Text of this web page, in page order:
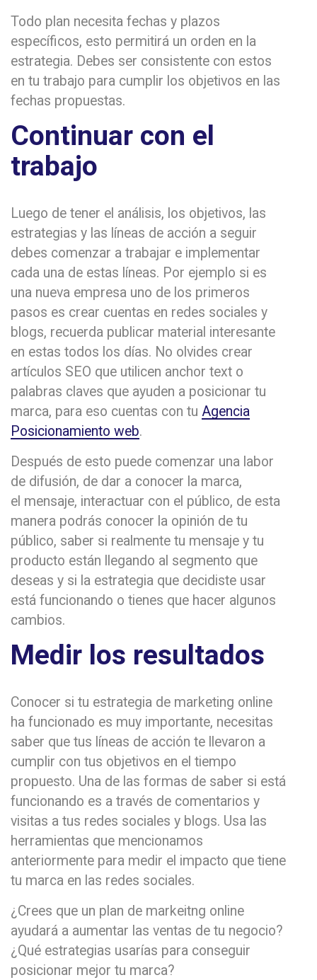
Todo plan necesita fechas y plazos
específicos, esto permitirá un orden en la
estrategia. Debes ser consistente con estos
en tu trabajo para cumplir los objetivos en las
fechas propuestas.
Continuar con el
trabajo
Luego de tener el análisis, los objetivos, las
estrategias y las líneas de acción a seguir
debes comenzar a trabajar e implementar
cada una de estas líneas. Por ejemplo si es
una nueva empresa uno de los primeros
pasos es crear cuentas en redes sociales y
blogs, recuerda publicar material interesante
en estas todos los días. No olvides crear
artículos SEO que utilicen anchor text o
palabras claves que ayuden a posicionar tu
marca, para eso cuentas con tu Agencia
Posicionamiento web.
Después de esto puede comenzar una labor
de difusión, de dar a conocer la marca,
el mensaje, interactuar con el público, de esta
manera podrás conocer la opinión de tu
público, saber si realmente tu mensaje y tu
producto están llegando al segmento que
deseas y si la estrategia que decidiste usar
está funcionando o tienes que hacer algunos
cambios.
Medir los resultados
Conocer si tu estrategia de marketing online
ha funcionado es muy importante, necesitas
saber que tus líneas de acción te llevaron a
cumplir con tus objetivos en el tiempo
propuesto. Una de las formas de saber si está
funcionando es a través de comentarios y
visitas a tus redes sociales y blogs. Usa las
herramientas que mencionamos
anteriormente para medir el impacto que tiene
tu marca en las redes sociales.
¿Crees que un plan de markeitng online
ayudará a aumentar las ventas de tu negocio?
¿Qué estrategias usarías para conseguir
posicionar mejor tu marca?